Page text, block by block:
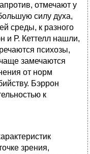
отмечают у
силу духа,
среды, к разного
и Р. Кеттелл нашли,
психозы,
замечаются
от норм
Бэррон
к
зрения,